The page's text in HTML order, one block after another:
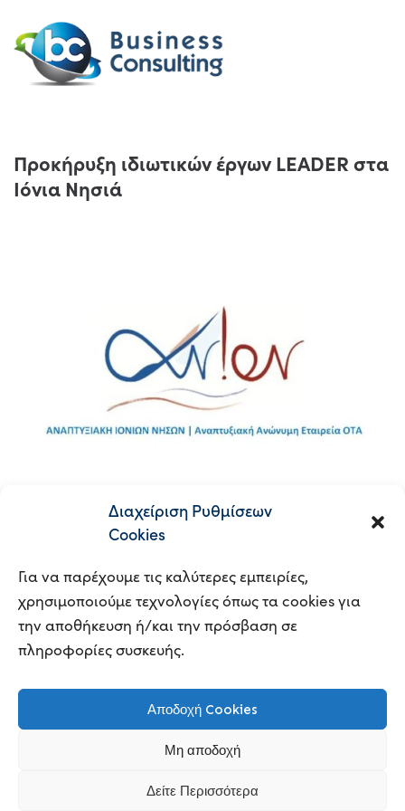
Διαχείριση Ρυθμίσεων
Cookies
Για να παρέχουμε τις καλύτερες εμπειρίες,
χρησιμοποιούμε τεχνολογίες όπως τα cookies για
την αποθήκευση ή/και την πρόσβαση σε
πληροφορίες συσκευής.
Αποδοχή Cookies
Μη αποδοχή
Δείτε Περισσότερα
Προκήρυξη ιδιωτικών έργων LEADER στα
Ιόνια Νησιά
© 2023BUSINESS CONSULTING |POWERED BY
CLOUDHAZ|ΠΟΛΙΤΙΚΗ ΑΠΟΡΡΗΤΟΥ